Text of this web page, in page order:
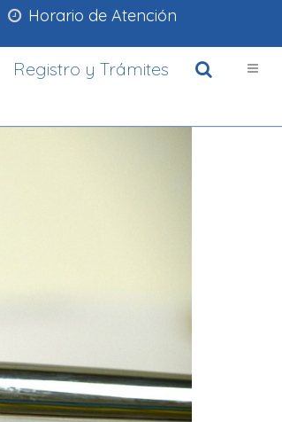
Horario de Atención
Registro y Trámites